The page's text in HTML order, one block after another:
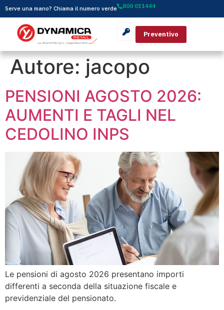
Serve una mano? Chiama il numero verde 800 011444
Preventivo
Autore: jacopo
PENSIONI AGOSTO 2026:
AUMENTI E TAGLI NEL
CEDOLINO INPS
Le pensioni di agosto 2026 presentano importi
differenti a seconda della situazione fiscale e
previdenziale del pensionato.